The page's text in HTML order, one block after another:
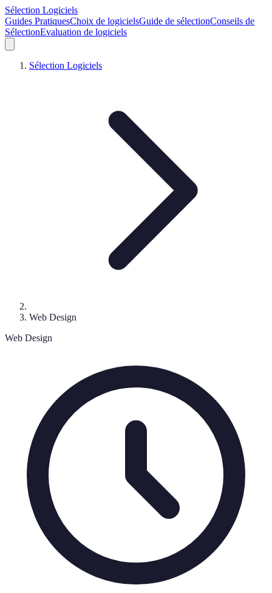
Sélection Logiciels
Guides PratiquesChoix de logicielsGuide de sélectionConseils de
SélectionEvaluation de logiciels
Sélection Logiciels
Web Design
Web Design